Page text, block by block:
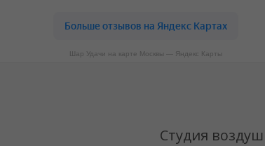
Шар Удачи на карте Москвы — Яндекс Карты
Студия